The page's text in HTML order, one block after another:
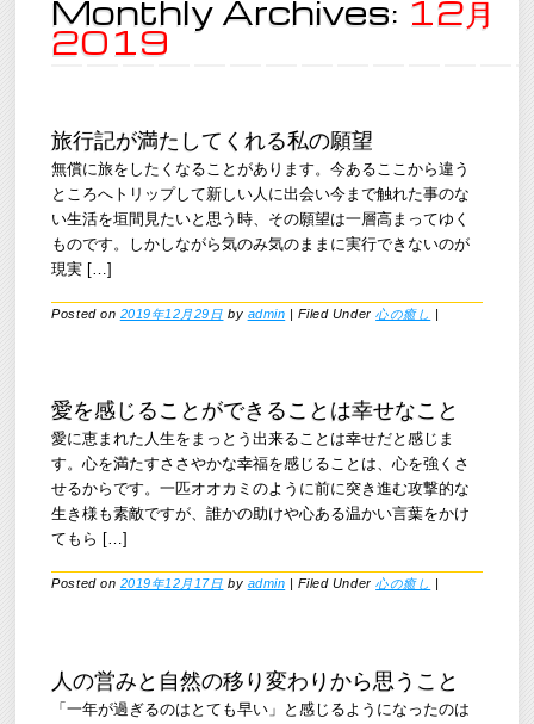
Monthly Archives: 12月
2019
旅行記が満たしてくれる私の願望
無償に旅をしたくなることがあります。今あるここから違う
ところへトリップして新しい人に出会い今まで触れた事のな
い生活を垣間見たいと思う時、その願望は一層高まってゆく
ものです。しかしながら気のみ気のままに実行できないのが
現実 […]
Posted on 2019年12月29日 by admin | Filed Under心の癒し |
愛を感じることができることは幸せなこと
愛に恵まれた人生をまっとう出来ることは幸せだと感じま
す。心を満たすささやかな幸福を感じることは、心を強くさ
せるからです。一匹オオカミのように前に突き進む攻撃的な
生き様も素敵ですが、誰かの助けや心ある温かい言葉をかけ
てもら […]
Posted on 2019年12月17日 by admin | Filed Under心の癒し |
人の営みと自然の移り変わりから思うこと
「一年が過ぎるのはとても早い」と感じるようになったのは